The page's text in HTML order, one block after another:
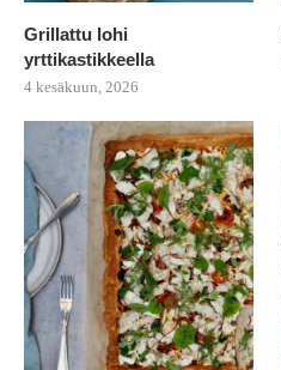
Grillattu lohi
yrttikastikkeella
4 kesäkuun, 2026